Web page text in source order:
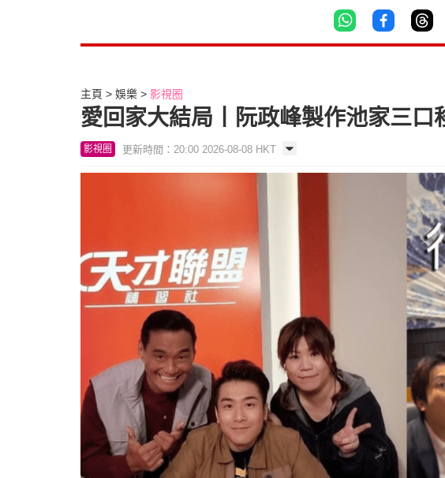
主頁 娛樂 影視圈
愛回家大結局丨阮政峰製作池家三
影視圈 更新時間：20:00 2026-08-08 HKT